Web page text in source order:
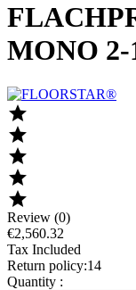
MONO 2-





Review (0)
€2,560.32
Tax Included
Return policy:14
Quantity :